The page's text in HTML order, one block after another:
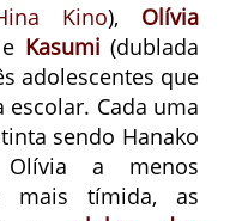
Kino), Olívia
Kasumi (dublada
adolescentes que
Cada uma
sendo Hanako
Olívia a menos
mais tímida, as